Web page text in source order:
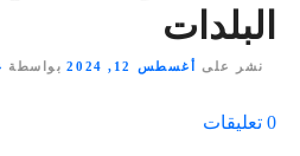
البلدات
نشر على أغسطس 12, 2024 بواسطة
0 تعليقات